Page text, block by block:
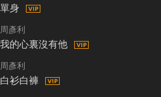
單身
周彥利
我的心裏沒有他
周彥利
白衫白褲